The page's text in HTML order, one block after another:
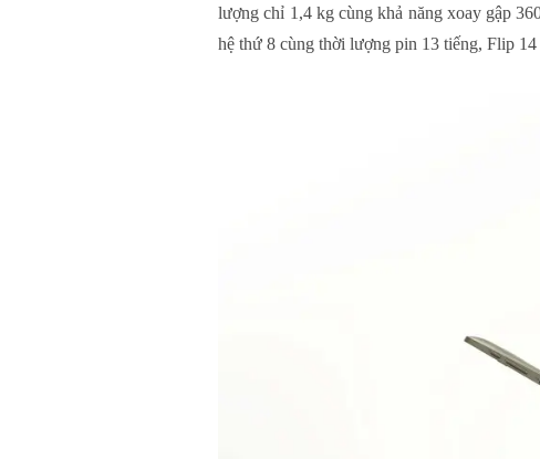
lượng chỉ 1,4 kg cùng khả năng xoay gập
hệ thứ 8 cùng thời lượng pin 13 tiếng, Flip